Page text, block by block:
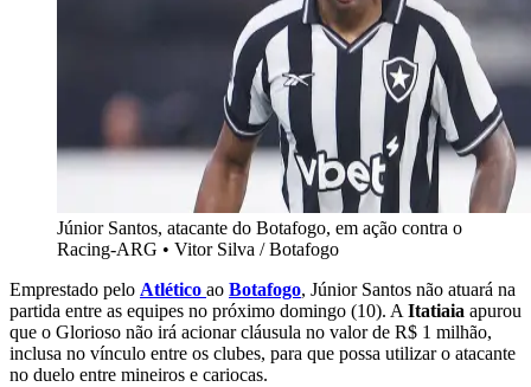
Júnior Santos, atacante do Botafogo, em ação contra o
Racing-ARG • Vitor Silva / Botafogo
Emprestado pelo Atlético ao Botafogo, Júnior Santos não atuará na
partida entre as equipes no próximo domingo (10). A Itatiaia apurou
que o Glorioso não irá acionar cláusula no valor de R$ 1 milhão,
inclusa no vínculo entre os clubes, para que possa utilizar o atacante
no duelo entre mineiros e cariocas.